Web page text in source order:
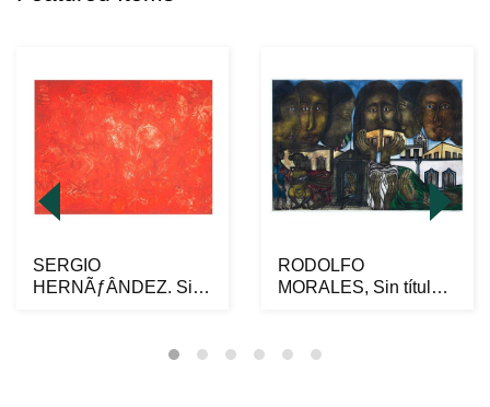
SERGIO
HERNÃƒÂNDEZ. Sin
RODOLFO
MORALES, Sin título,